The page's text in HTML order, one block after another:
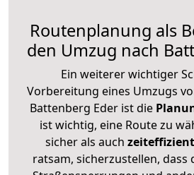
Routenplanung als
den Umzug nach
Ein weiterer wichtiger
Vorbereitung eines Umzugs
Battenberg Eder ist die
ist wichtig, eine Route zu
sicher als auch zeiteffizient
ratsam, sicherzustellen, dass